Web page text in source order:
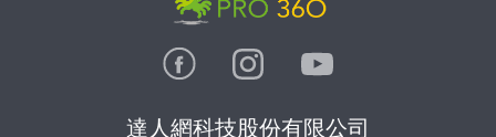
達人網科技股份有限公司